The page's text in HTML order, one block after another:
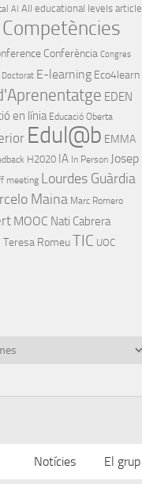
AI All educational levels article
Competències
Conferència Congres
Doctorat E-learning Eco4learn
EDEN
en línia Educació Oberta
Edul@b EMMA
H2020 IA In Person Josep
meeting Lourdes Guàrdia
Maina Marc Romero
MOOC Nati Cabrera
Teresa RomeuTIC UOC
Notícies El grup